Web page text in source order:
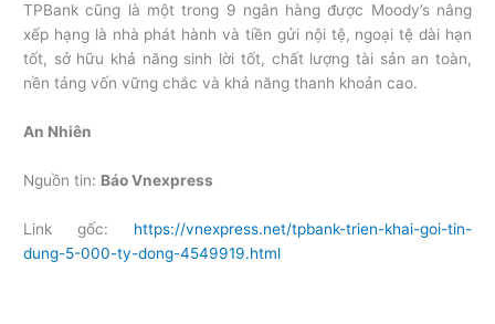
TPBank cũng là một trong 9 ngân hàng được Moody’s nâng
xếp hạng là nhà phát hành và tiền gửi nội tệ, ngoại tệ dài hạn
tốt, sở hữu khả năng sinh lời tốt, chất lượng tài sản an toàn,
nền tảng vốn vững chắc và khả năng thanh khoản cao.
An Nhiên
Nguồn tin: Báo Vnexpress
Link gốc: https://vnexpress.net/tpbank-trien-khai-goi-tin-
dung-5-000-ty-dong-4549919.html